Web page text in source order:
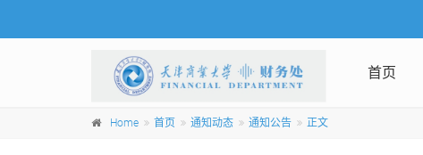
首页
Home 首页 通知动态 通知公告 正文